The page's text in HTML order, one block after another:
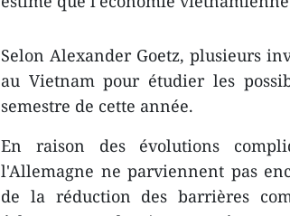
Selon Alexander Goetz, plusieurs
au Vietnam pour étudier les
semestre de cette année.
En raison des évolutions
l'Allemagne ne parviennent pas
de la réduction des barrières